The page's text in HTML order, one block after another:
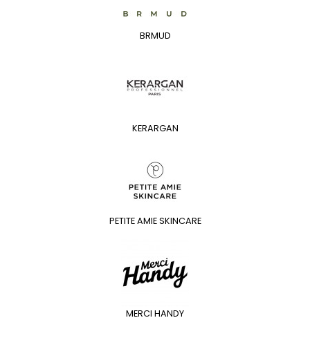
BRMUD
KERARGAN
PETITE AMIE SKINCARE
MERCI HANDY